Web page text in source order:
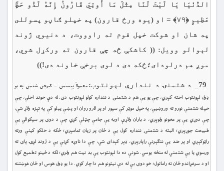
الدُّنْيَا يَا لَيْتَ لَنَا مِثْلَ مَا أُوتِيَ قَارُونُ إِنَّهُ لَذُو حَظٍّ
عَظِيمٍ ﴿۷۹﴾ = او (يوه ورځ قارون) په خپلو ګاڼو پسوللى
په شان او شوكت خپل قوم ته راوووت، د دنيوي ژوند
لېوالو وويل: (( كاشكې څه چې قارون ته وركړل شوي،
موږ هم درلوداى؛ځکه دی د لوی برخې خاوند دى!))
معمولاً پېسمن – كبرجن شتمن په يو
ډول لېونتوب اخته كېږي، چې يو یې هم د شتمنۍ د ننداره كولو لېونتوب دى. له دې خوند اخلي، چې
خپله شتمني نورو ته وروښيي، په خپل موټر كې سپور او پر لارو روان او پښې یبلو كې په تېزه ولاړ شي،
چې دوړي يې پر مخونو ولوېږي، د باران ولاړې اوبه یې جامې چټلې کړي چې د دوی پر سپكوالي يې
طبيعت جوړېږي؛ البته د شتمنۍ ننداره كول يې د ځان پر زيان تمامېږي؛ ځكه د خلكو كينې ورته
راټوكېږي او پر ضد يې ننګېرنې راپارېږي، ډېر كېداى شي، چې دا ناوړه كړنې يې د ژوند لړۍ پاى ته
ورسوي يا يې شتمني له منځه يوسي. شونې ده دا لېونتوب يې بد نيت هم ولري؛ لكه د ځينو تطميع كول
او د سرغړاندو ځان ته راماتول؛ خو دوى بې له دې نيتونو هم دا چار كوي. دا يو ډول هوس او ځان غوښتنه